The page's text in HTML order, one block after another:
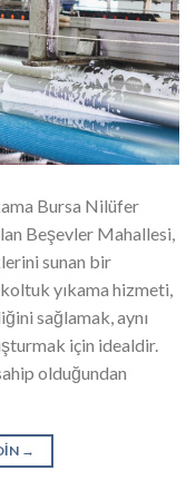
Bursa Nilüfer
Beşevler Mahallesi,
sunan bir
yıkama hizmeti,
sağlamak, aynı
için idealdir.
olduğundan
→